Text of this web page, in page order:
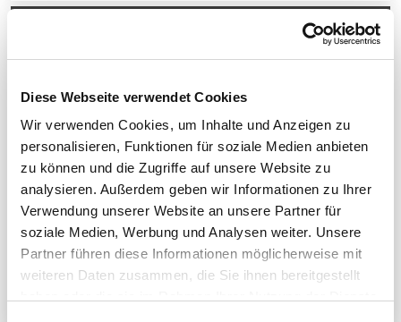
Diese Webseite verwendet Cookies
Wir verwenden Cookies, um Inhalte und Anzeigen zu
personalisieren, Funktionen für soziale Medien anbieten
zu können und die Zugriffe auf unsere Website zu
analysieren. Außerdem geben wir Informationen zu Ihrer
Verwendung unserer Website an unsere Partner für
soziale Medien, Werbung und Analysen weiter. Unsere
Partner führen diese Informationen möglicherweise mit
weiteren Daten zusammen, die Sie ihnen bereitgestellt
Preis anfordern